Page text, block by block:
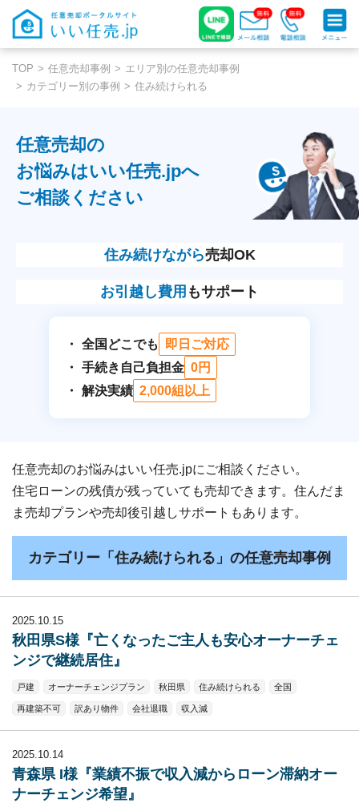
TOP 任意売却事例
エリア別の任意売却事例
カテゴリー別の事例
住み続けられる
任意売却の
お悩みはいい任売.jpへ
ご相談ください
住み続けながら売却OK
お引越し費用 もサポート
全国どこでも
即日ご対応
手続き自己負担金 0円
解決実績 2,000組以上
任意売却のお悩みはいい任売.jpにご相談ください。
住宅ローンの残債が残っていても売却できます。住んだま
ま売却プランや売却後引越しサポートもあります。
カテゴリー「住み続けられる」の任意売却事例
2025.10.15
秋田県S様『亡くなったご主人も安心オーナーチェ
ンジで継続居住』
戸建 オーナーチェンジプラン 秋田県 住み続けられる 全国
再建築不可 訳あり物件 会社退職 収入減
2025.10.14
青森県 I様『業績不振で収入減からローン滞納オー
ナーチェンジ希望』